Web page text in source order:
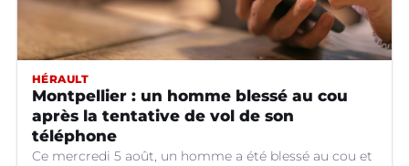
HÉRAULT
Montpellier : un homme blessé au cou
après la tentative de vol de son
téléphone
Ce mercredi 5 août, un homme a été blessé au cou et